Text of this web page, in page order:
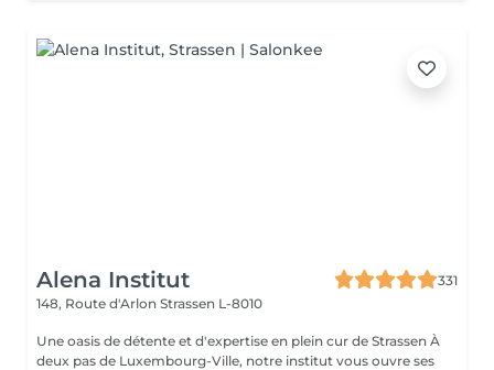
Alena Institut
331
148, Route d'Arlon Strassen L-8010
Une oasis de détente et d'expertise en plein cur de Strassen À
deux pas de Luxembourg-Ville, notre institut vous ouvre ses